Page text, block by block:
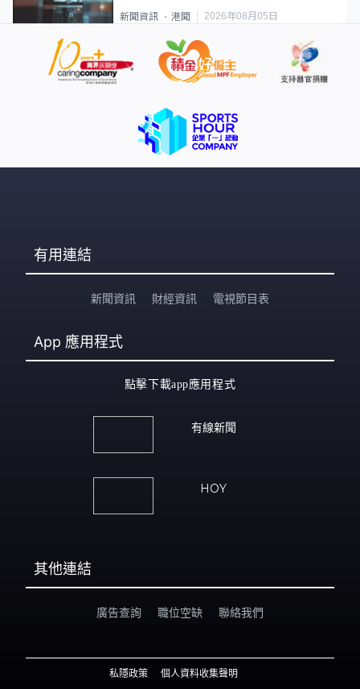
新聞資訊 港聞 2026年08月05日
有用連結
新聞資訊 財經資訊 電視節目表
App 應用程式
點擊下載app應用程式
有線新聞
HOY
其他連結
廣告查詢 職位空缺 聯絡我們
私隱政策
個人資料收集聲明